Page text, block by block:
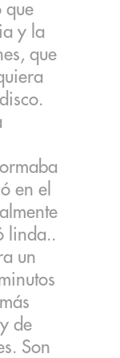
que
y la
que
en el
linda..
un
de
Son